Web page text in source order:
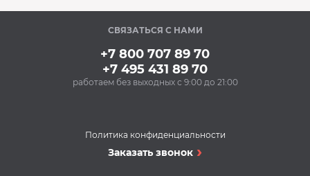
(500 мл) (для духовых
шкафов, грилей,
кухонных вытяжек)
468 Р
Вытяжка MIDEA
Под заказ
СВЯЗАТЬСЯ С НАМИ
+7 800 707 89 70
+7 495 431 89 70
работаем без выходных с 9:00 до 21:00
Политика конфиденциальности
Заказать звонок